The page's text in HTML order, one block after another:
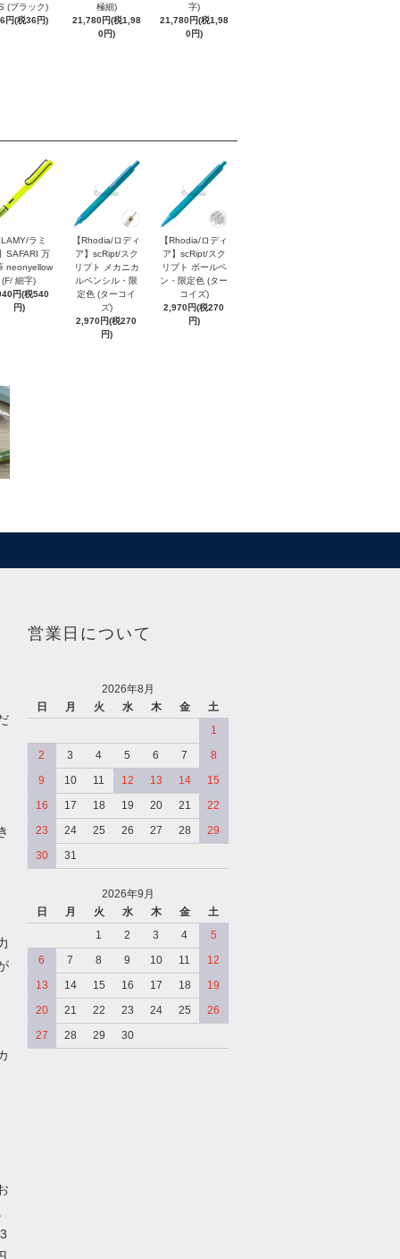
(ブラック)
円(税36円)
極細)
21,780円(税1,98
0円)
字)
21,780円(税1,98
0円)
ラミ
SAFARI 万
neonyellow
(F/ 細字)
円(税540
円)
【Rhodia/ロディ
ア】scRipt/スク
リプト メカニカ
ルペンシル・限
定色 (ターコイ
ズ)
2,970円(税270
円)
【Rhodia/ロディ
ア】scRipt/スク
リプト ボールペ
ン・限定色 (ター
コイズ)
2,970円(税270
円)
営業日について
2026年8月
日
月 火 水 木 金
土
1
2
3 4 5 6 7
8
9
10 11 12 13 14
15
16
17 18 19 20 21
22
23
24 25 26 27 28
29
30
31
2026年9月
日
月 火 水 木 金
土
1
2 3 4
5
6
7 8 9 10 11
12
13
14 15 16 17 18
19
20
21 22 23 24 25
26
27
28 29 30